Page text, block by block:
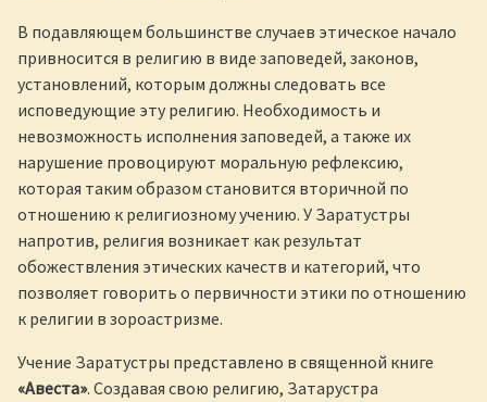
В подавляющем большинстве случаев этическое начало
привносится в религию в виде заповедей, законов,
установлений, которым должны следовать все
исповедующие эту религию. Необходимость и
невозможность исполнения заповедей, а также их
нарушение провоцируют моральную рефлексию,
которая таким образом становится вторичной по
отношению к религиозному учению. У Заратустры
напротив, религия возникает как результат
обожествления этических качеств и категорий, что
позволяет говорить о первичности этики по отношению
к религии в зороастризме.
Учение Заратустры представлено в священной книге
«Авеста». Создавая свою религию, Затарустра